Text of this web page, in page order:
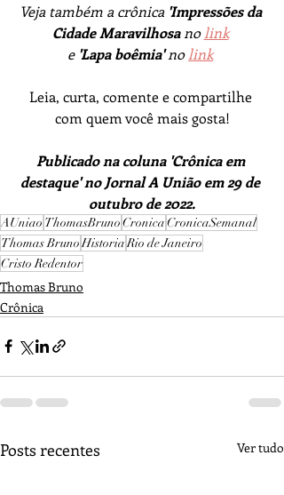
Veja também a crônica 'Impressões da
Cidade Maravilhosa no link
e 'Lapa boêmia' no link
Leia, curta, comente e compartilhe
com quem você mais gosta!
Publicado na coluna 'Crônica em
destaque' no Jornal A União em 29 de
outubro de 2022.
AUniao ThomasBrunoCronicaCronicaSemanal
Thomas BrunoHistoriaRio de Janeiro
Cristo Redentor
Thomas Bruno
Crônica
Posts recentes Ver tudo